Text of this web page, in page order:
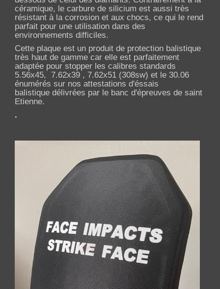
céramique, l e carbure de silicium est aussi très
résistant à la corrosion et aux chocs, ce qui le rend
parfait pour une utilisation dans des
environnements difficiles.
Cette plaque est un produit de protection balistique
très haut de gamme car elle est parfaitement
adaptée pour stopper les calibres standards
5.56x45, 7.62x39 , 7.62x51 (308sw) et le 30.06
énumérés sur nos attestations d'éssais
balistique délivrées par le banc d'épreuves de saint
Etienne.
.